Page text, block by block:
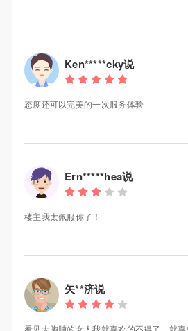
Ken*****cky说
态度还可以完美的一次服务体验
Ern*****hea说
楼主我太佩服你了！
矢**济说